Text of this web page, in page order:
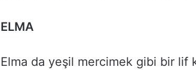
ELMA
Elma da yeşil mercimek gibi bir lif